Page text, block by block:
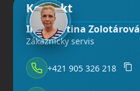
Kontakt
Ing. Martina Zolotárová
Zákaznícky servis
+421 905 326 218